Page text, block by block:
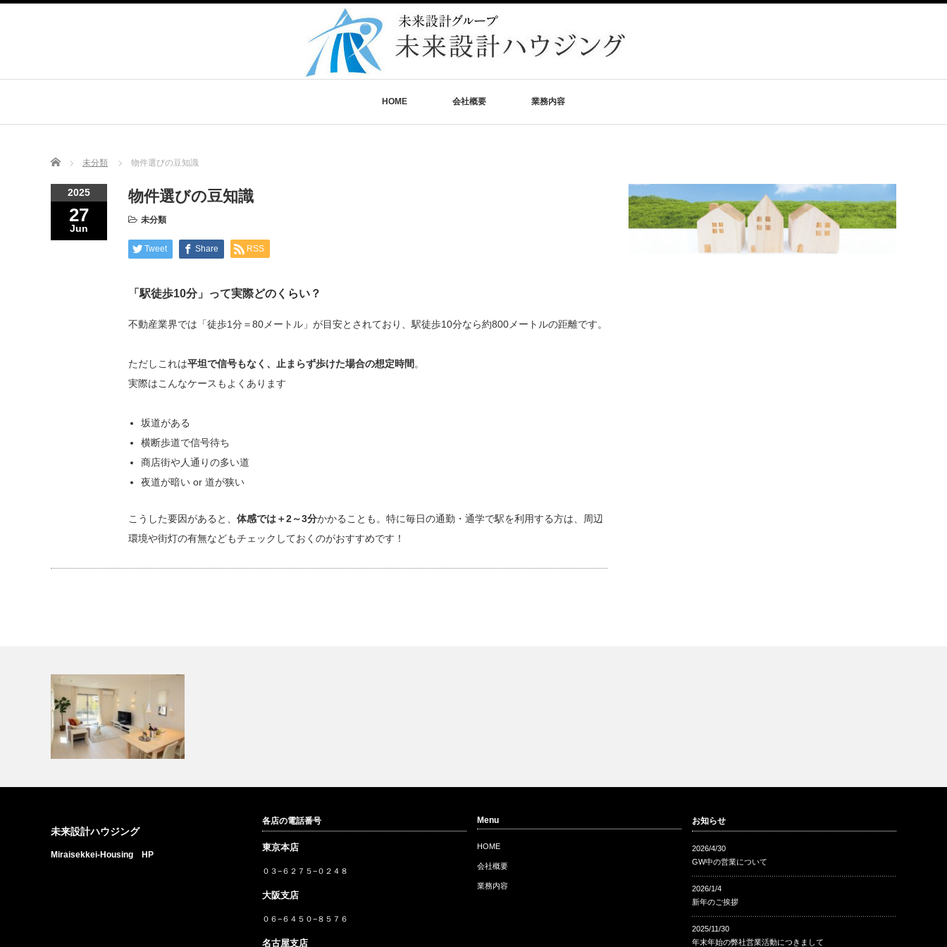
HOME 会社概要 業務内容
Home 未分類 物件選びの豆知識
2025
27
Jun
物件選びの豆知識
未分類
Tweet Share RSS
「駅徒歩10分」って実際どのくらい？
不動産業界では「徒歩1分＝80メートル」が目安とされており、駅徒歩10分なら約800メートルの距離です。
ただしこれは平坦で信号もなく、止まらず歩けた場合の想定時間 。
実際はこんなケースもよくあります
坂道がある
横断歩道で信号待ち
商店街や人通りの多い道
夜道が暗い or 道が狭い
こうした要因があると、 体感では＋2～3分かかることも。特に毎日の通勤・通学で駅を利用する方は、周辺
環境や街灯の有無などもチェックしておくのがおすすめです！
リニューアルしました！
未来設計ハウジング
Miraisekkei-Housing HP
各店の電話番号
東京本店
０３−６２７５−０２４８
大阪支店
０６−６４５０−８５７６
名古屋支店
Menu
HOME
会社概要
業務内容
お知らせ
2026/4/30
GW中の営業について
2026/1/4
新年のご挨拶
2025/11/30
年末年始の弊社営業活動につきまして